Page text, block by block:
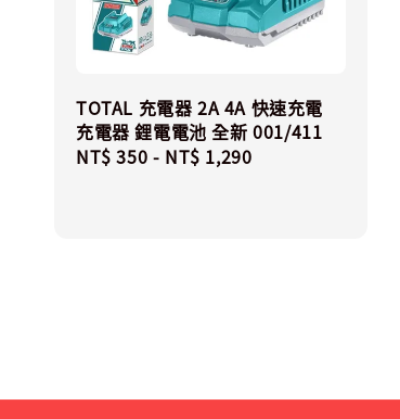
TOTAL 充電器 2A 4A 快速充電
充電器 鋰電電池 全新 001/411
Regular
NT$ 350 - NT$ 1,290